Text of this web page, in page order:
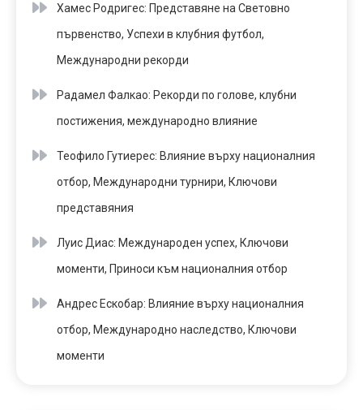
Хамес Родригес: Представяне на Световно
първенство, Успехи в клубния футбол,
Международни рекорди
Радамел Фалкао: Рекорди по голове, клубни
постижения, международно влияние
Теофило Гутиерес: Влияние върху националния
отбор, Международни турнири, Ключови
представяния
Луис Диас: Международен успех, Ключови
моменти, Приноси към националния отбор
Андрес Ескобар: Влияние върху националния
отбор, Международно наследство, Ключови
моменти